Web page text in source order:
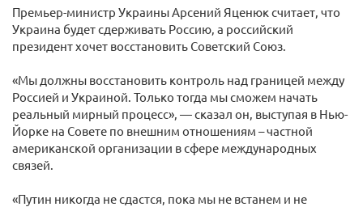
Премьер-министр Украины Арсений Яценюк считает, что
Украина будет сдерживать Россию, а российский
президент хочет восстановить Советский Союз.
«Мы должны восстановить контроль над границей между
Россией и Украиной. Только тогда мы сможем начать
реальный мирный процесс», — сказал он, выступая в Нью-
Йорке на Совете по внешним отношениям – частной
американской организации в сфере международных
связей.
«Путин никогда не сдастся, пока мы не встанем и не